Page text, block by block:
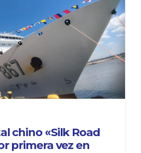
chino «Silk Road
primera vez en